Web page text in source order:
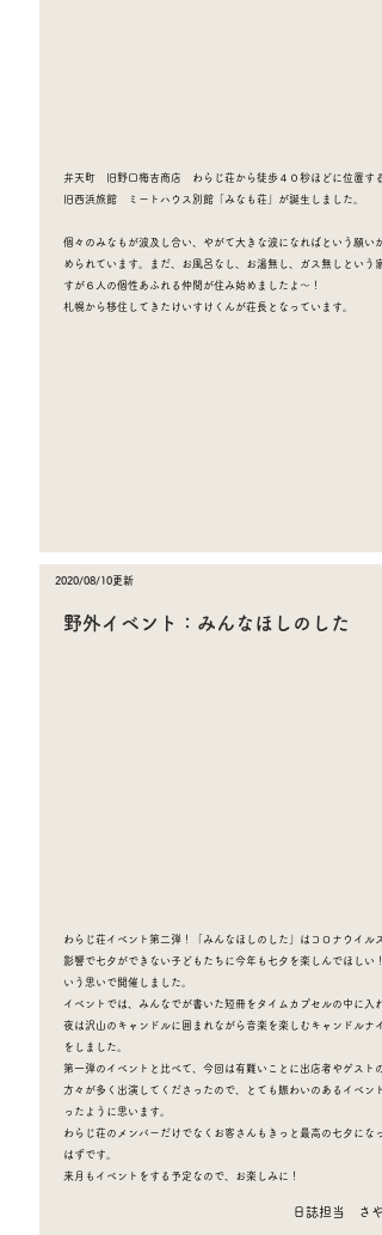
弁天町 旧野口梅吉商店 わらじ荘から徒歩４０秒ほどに位置する
旧西浜旅館 ミートハウス別館「みなも荘」が誕生しました。
個々のみなもが波及し合い、やがて大きな波になればという願いが
められています。まだ、お風呂なし、お湯無し、ガス無しという家
すが６人の個性あふれる仲間が住み始めましたよ〜！
​札幌から移住してきたけいすけくんが荘長となっています。
2020/08/10更新
野外イベント：みんなほしのした
わらじ荘イベント第二弾！「みんなほしのした」はコロナウイルス
影響で七夕ができない子どもたちに今年も七夕を楽しんでほしい！
いう思いで開催しました。
イベントでは、みんなでが書いた短冊をタイムカプセルの中に入れ
夜は沢山のキャンドルに囲まれながら音楽を楽しむキャンドルナイ
をしました。
第一弾のイベントと比べて、今回は有難いことに出店者やゲストの
方々が多く出演してくださったので、とても賑わいのあるイベント
ったように思います。
わらじ荘のメンバーだけでなくお客さんもきっと最高の七夕になっ
はずです。
来月もイベントをする予定なので、お楽しみに！
日誌担当 さや